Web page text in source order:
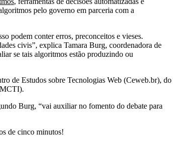
pelo governo em parceria com a
podem conter erros, preconceitos e vieses.
civis”, explica Tamara Burg, coordenadora de
se tais algoritmos estão produzindo ou
de Estudos sobre Tecnologias Web (Ceweb.br), do
Burg, “vai auxiliar no fomento do debate para
de cinco minutos!